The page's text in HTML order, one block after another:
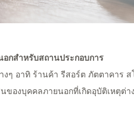
กสำหรับสถานประกอบการ
งๆ อาทิ ร้านค้า รีสอร์ต ภัตตาคาร
ของบุคคลภายนอกที่เกิดอุบัติเหตุต่